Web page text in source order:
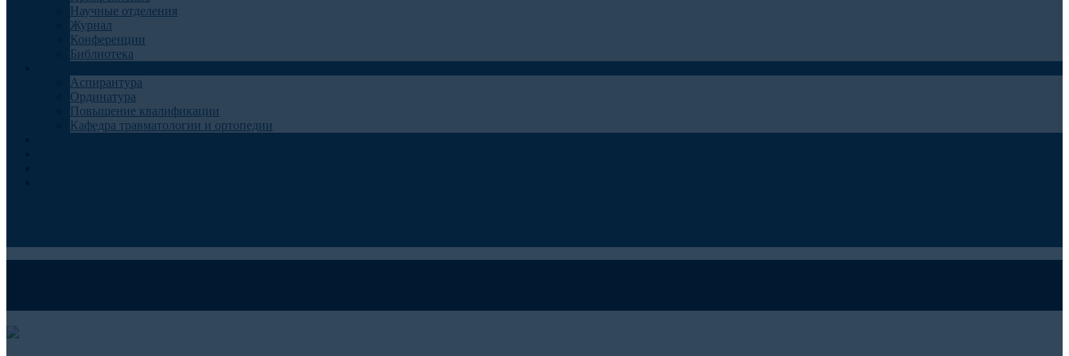
Научные отделения
Журнал
Конференции
Библиотека
Аспирантура
Ординатура
Повышение квалификации
Кафедра травматологии и ортопедии